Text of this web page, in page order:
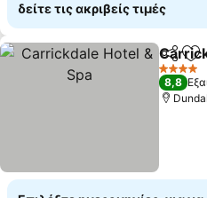
δείτε τις ακριβείς τιμές
4 Αστέρια
8,8